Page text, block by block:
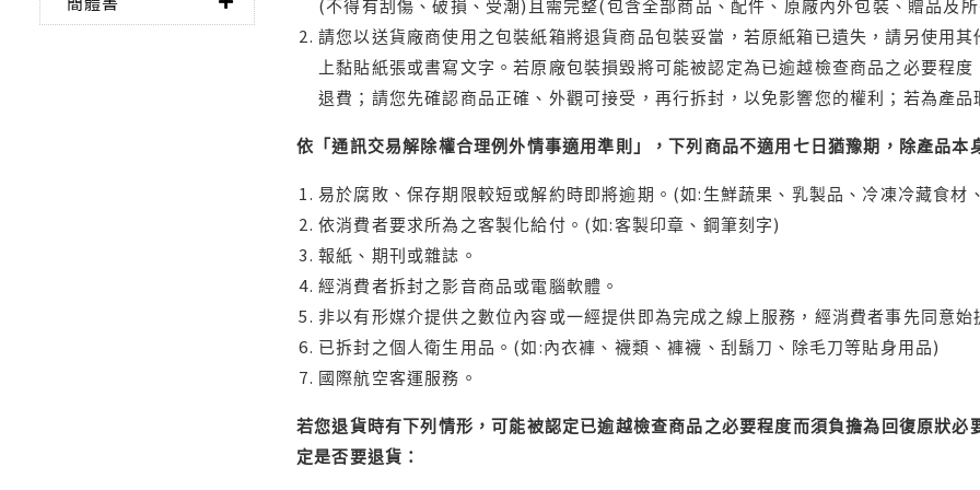
請您以送貨廠商使用之包裝紙箱將退貨商品包裝妥當，若原紙箱已遺失，請另使用
上黏貼紙張或書寫文字。若原廠包裝損毀將可能被認定為已逾越檢查商品之必要程
退費；請您先確認商品正確、外觀可接受，再行拆封，以免影響您的權利；若為產
依「通訊交易解除權合理例外情事適用準則」，下列商品不適用七日猶豫期，除產品本
易於腐敗、保存期限較短或解約時即將逾期。(如:生鮮蔬果、乳製品、冷凍冷藏食材
依消費者要求所為之客製化給付。(如:客製印章、鋼筆刻字)
報紙、期刊或雜誌。
經消費者拆封之影音商品或電腦軟體。
非以有形媒介提供之數位內容或一經提供即為完成之線上服務，經消費者事先同意
已拆封之個人衛生用品。(如:內衣褲、襪類、褲襪、刮鬍刀、除毛刀等貼身用品)
國際航空客運服務。
若您退貨時有下列情形，可能被認定已逾越檢查商品之必要程度而須負擔為回復原狀
定是否要退貨：